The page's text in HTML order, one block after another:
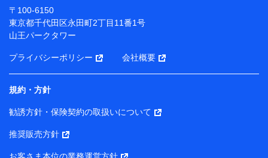
ため
（各サービスで取得したサービス利用履歴、ウェブサイ
トの閲覧履歴、購買履歴、ご契約内容等のパーソナルデ
ータを分析して、お客さまの趣味・嗜好・傾向に応じた
サービス・商品等に関するご提案や広告の配信等を行う
ことがあります。）
各種セミナーの開催のため
コンサルティングサービスの実施のため
アンケートやキャンペーン等の実施のため
上記に係る案内・手続き・管理等付帯業務を行うため
所・代表者名】
〒100-6150
東京都千代田区永田町2丁目11番1号
山王パークタワー
プライバシーポリシー 会社概要
規約・方針
勧誘方針・保険契約の取扱いについて
推奨販売方針